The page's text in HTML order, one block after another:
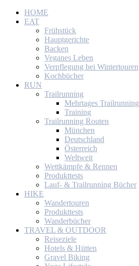
HOME
EAT
Frühstück
Hauptgerichte
Backen
Veganes Leben
Verpflegung bei Wintertouren
Kochbücher
RUN
Trailrunning
Mehrtages Trailrunning
Training
Trailrunning Routen
München
Deutschland
Österreich
Weltweit
Wettkämpfe & Rennen
Produkttests
Lauf- & Trailrunning Bücher
HIKE
Wandertouren
Produkttests
Wanderbücher
TRAVEL & OUTDOOR
Reiseziele
Hotels & Hütten
Gravel Biking